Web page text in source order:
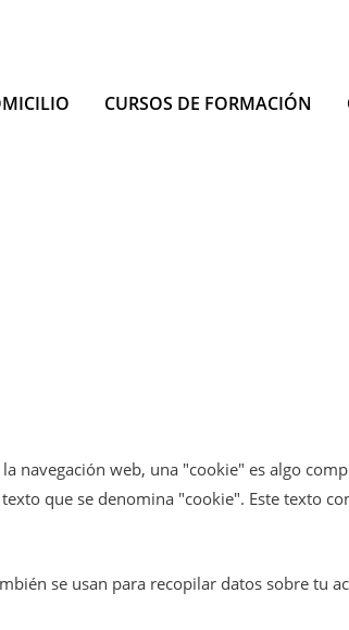
CURSOS DE FORMACIÓN
navegación web, una "cookie" es algo
que se denomina "cookie". Este texto
se usan para recopilar datos sobre tu